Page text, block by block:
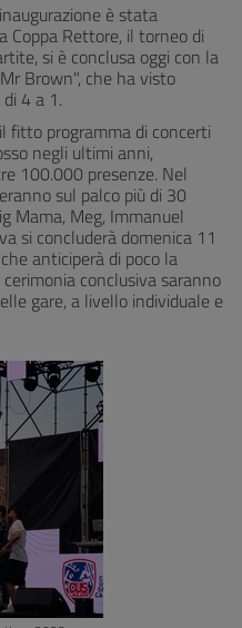
è stata
Coppa Rettore, il torneo di
si è conclusa oggi con la
Brown", che ha visto
4 a 1.
fitto programma di concerti
negli ultimi anni,
100.000 presenze. Nel
sul palco più di 30
Mama, Meg, Immanuel
si concluderà domenica 11
anticiperà di poco la
conclusiva saranno
gare, a livello individuale e